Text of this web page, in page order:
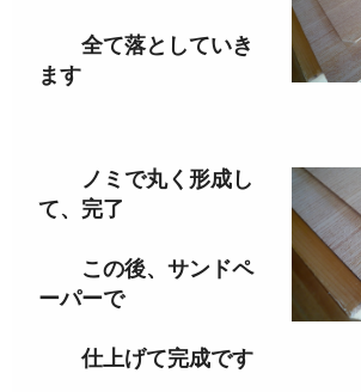
全て落としていき
ます
ノミで丸く形成し
て、完了
この後、サンドペ
ーパーで
仕上げて完成です